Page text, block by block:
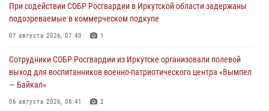
При содействии СОБР Росгвардии в Иркутской области задержаны
подозреваемые в коммерческом подкупе
07 августа 2026, 07:40 1
Сотрудники СОБР Росгвардии из Иркутске организовали полевой
выход для воспитанников военно-патриотического центра «Вымпел
— Байкал»
06 августа 2026, 08:41 2